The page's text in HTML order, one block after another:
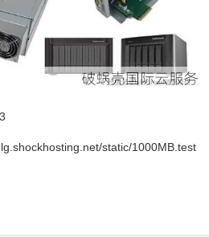
static/1000MB.test